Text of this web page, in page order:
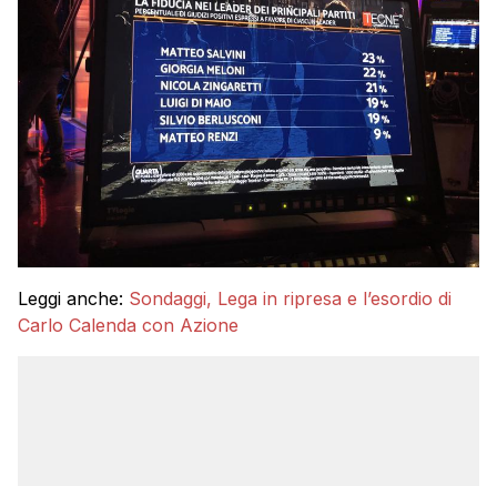
Leggi anche: Sondaggi, Lega in ripresa e l’esordio di
Carlo Calenda con Azione